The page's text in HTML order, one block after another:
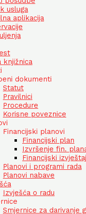
usluga
aplikacija
knjižnica
dokumenti
Statut
Pravilnici
Procedure
Korisne poveznice
Financijski planovi
Financijski plan
Izvršenje fin.
Financijski
Planovi i programi rada
Planovi nabave
Izvješća o radu
Smjernice za darivanje